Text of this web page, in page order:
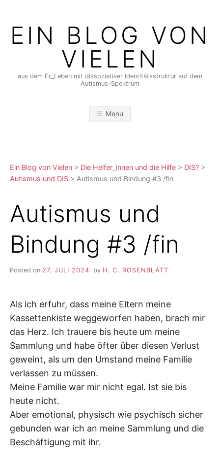
contentEIN BLOG VON
VIELEN
aus dem Er_Leben mit dissoziativer Identitätsstruktur auf dem
Autismus-Spektrum
Menu
Ein Blog von Vielen > Die Helfer_innen und die Hilfe > DIS? >
Autismus und DIS > Autismus und Bindung #3 /fin
Autismus und
Bindung #3 /fin
Posted on 27. JULI 2024 by H. C. ROSENBLATT
Als ich erfuhr, dass meine Eltern meine
Kassettenkiste weggeworfen haben, brach mir
das Herz. Ich trauere bis heute um meine
Sammlung und habe öfter über diesen Verlust
geweint, als um den Umstand meine Familie
verlassen zu müssen.
Meine Familie war mir nicht egal. Ist sie bis
heute nicht.
Aber emotional, physisch wie psychisch sicher
gebunden war ich an meine Sammlung und die
Beschäftigung mit ihr.